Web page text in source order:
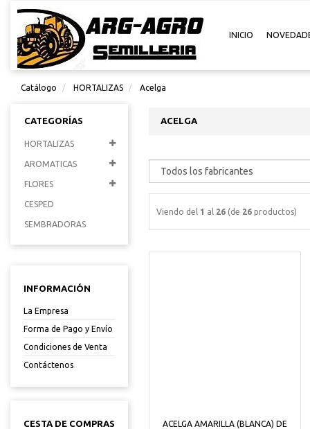
INICIO
Catálogo HORTALIZAS Acelga
CATEGORÍAS
HORTALIZAS
AROMATICAS
FLORES
CESPED
SEMBRADORAS
INFORMACIÓN
La Empresa
Forma de Pago y Envío
Condiciones de Venta
Contáctenos
CESTA DE COMPRAS
ACELGA
Viendo del 1 al 26 (de 26 productos)
ACELGA AMARILLA (BLANCA) DE